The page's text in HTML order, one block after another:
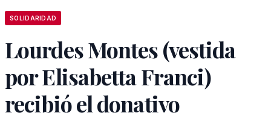
SOLIDARIDAD
Lourdes Montes (vestida
por Elisabetta Franci)
recibió el donativo